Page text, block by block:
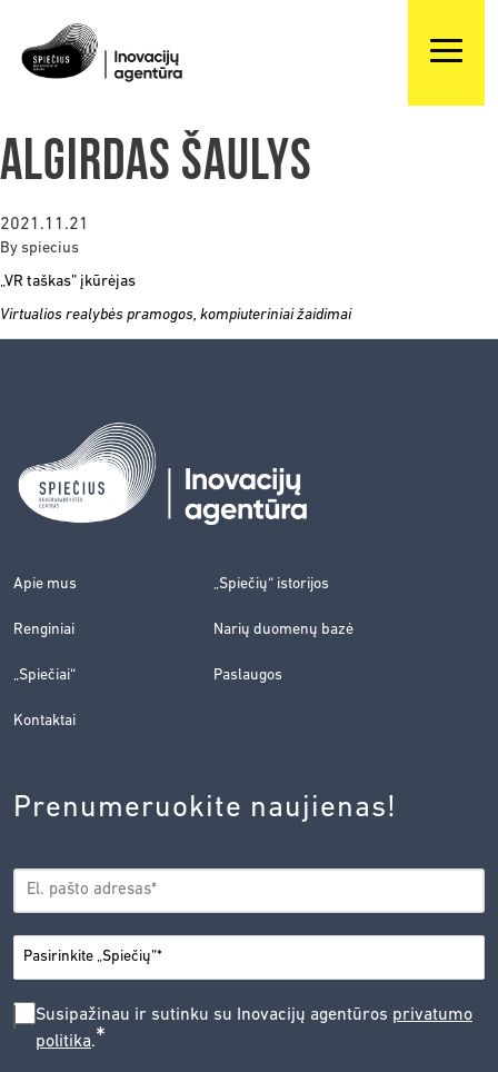
Algirdas Šaulys
2021.11.21
By spiecius
„VR taškas” įkūrėjas
Virtualios realybės pramogos, kompiuteriniai žaidimai
Apie mus „Spiečių“ istorijos
Renginiai Narių duomenų bazė
„Spiečiai“ Paslaugos
Kontaktai
Prenumeruokite naujienas!
EL.
PAŠTAS*
MIESTAS*
SUSIPAŽINAU
Susipažinau ir sutinku su Inovacijų agentūros privatumo
politika.*